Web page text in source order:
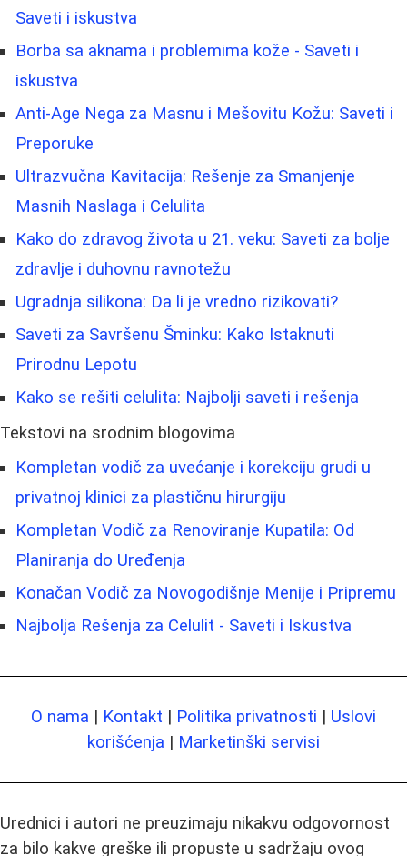
Saveti i iskustva
Borbа sa aknama i problemima kože - Saveti i
iskustva
Anti-Age Nega za Masnu i Mešovitu Kožu: Saveti i
Preporuke
Ultrazvučna Kavitacija: Rešenje za Smanjenje
Masnih Naslaga i Celulita
Kako do zdravog života u 21. veku: Saveti za bolje
zdravlje i duhovnu ravnotežu
Ugradnja silikona: Da li je vredno rizikovati?
Saveti za Savršenu Šminku: Kako Istaknuti
Prirodnu Lepotu
Kako se rešiti celulita: Najbolji saveti i rešenja
Tekstovi na srodnim blogovima
Kompletan vodič za uvećanje i korekciju grudi u
privatnoj klinici za plastičnu hirurgiju
Kompletan Vodič za Renoviranje Kupatila: Od
Planiranja do Uređenja
Konačan Vodič za Novogodišnje Menije i Pripremu
Najbolja Rešenja za Celulit - Saveti i Iskustva
O nama | Kontakt | Politika privatnosti | Uslovi
korišćenja | Marketinški servisi
Urednici i autori ne preuzimaju nikakvu odgovornost
za bilo kakve greške ili propuste u sadržaju ovog